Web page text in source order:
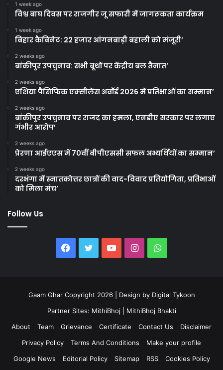
1 week ago
विश्व बाघ दिवस पर राजगीर जू सफारी में जागरूकता कार्यक्रम
1 week ago
बिहार कैबिनेट: 22 हजार आंगनबाड़ी बहाली को मंजूरी’
2 weeks ago
बांकीपुर उपचुनाव: सभी बूथों पर केंद्रीय बल तैनात’
2 weeks ago
एशिया पैसिफिक एक्सीलेंस अवॉर्ड 2026 में प्रतिभाओं का सम्मान’
2 weeks ago
बांकीपुर उपचुनाव पर राजद का हमला, एनडीए सरकार पर लगाए
गंभीर आरोप’
2 weeks ago
प्रेरणा आईएएस में 70वीं बीपीएससी सफल अभ्यर्थियों का सम्मान’
2 weeks ago
दरभंगा में स्नातकोत्तर छात्रों की वाद-विवाद प्रतियोगिता, प्रतिभाओं
को मिला मंच’
Follow Us
Facebook
TwitterYouTubeInstagramWhatsApp
Gaam Ghar Copyright 2026 | Design by Digital Tykoon
Partner Sites: MithiBhoj
MithiBhoj Bhakti
About
Team Grievance Certificate Contact Us
Disclaimer
Privacy Policy
Terms And Conditions
Make your profile
Google News
Editorial Policy Sitemap RSS Cookies Policy